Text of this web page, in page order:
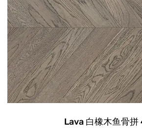
Lava 白橡木鱼骨拼